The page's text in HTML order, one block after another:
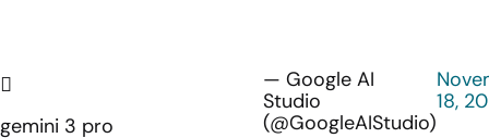
gemini 3 pro
— Google AI
Studio
(@GoogleAIStudio)
18,